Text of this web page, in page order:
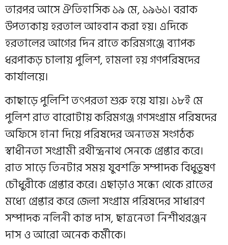
তারপর আসে ঐতিহাসিক ১৯ মে, ১৯৬১। বরাক
উপত্যকায় হরতাল আহবান করা হয়। এদিকে
হরতালের আগের দিন রাতে করিমগঞ্জে ব্যাপক
ধরপাকড় চালায় পুলিশ, হামলা হয় গণপরিষদের
কার্যালয়ে।
কাছাড়ে পুলিশি তৎপরতা শুরু হয়ে যায়। ১৮ই মে
পুলিশ রাত বারোটায় করিমগঞ্জ গণসংগ্রাম পরিষদের
অফিসে হানা দিয়ে পরিষদের অন্যতম সংগঠক
স্বাধীনতা সংগ্রামী রথীন্দ্রনাথ সেনকে গ্রেপ্তার করে।
রাত সাড়ে তিনটার সময় যুবশক্তি সম্পাদক বিধুভূষণ
চৌধুরীকে গ্রেপ্তার করে। এছাড়াও সন্ধ্যে থেকে রাতের
মধ্যে গ্রেপ্তার করে জেলা সংগ্রাম পরিষদের সাধারণ
সম্পাদক নলিনী কান্ত দাস, ছাত্রনেতা নিশীথরঞ্জন
দাস ও আরো অনেক কর্মীকে।